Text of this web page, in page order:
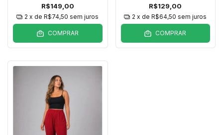
R$149,00
2 x deR$74,50 sem juros
COMPRAR
R$129,00
2 x deR$64,50 sem juros
COMPRAR